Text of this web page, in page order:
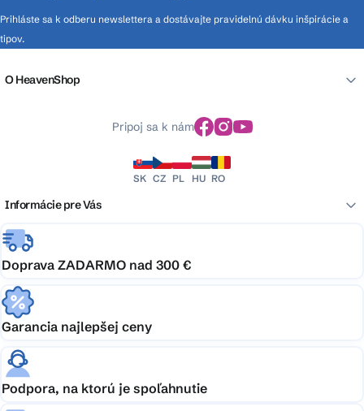
Prihláste sa k odberu newslettera a dostávajte pravidelnú dávku inšpirácie a
tipov.
O HeavenShop
Pripoj sa k nám
SK CZ PL HU RO
Informácie pre Vás
Doprava ZADARMO nad 300 €
Garancia najlepšej ceny
Podpora, na ktorú je spoľahnutie